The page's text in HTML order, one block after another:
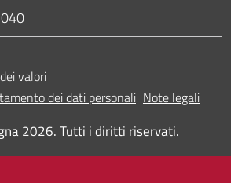
valori
dei dati personali Note legali
2026. Tutti i diritti riservati.